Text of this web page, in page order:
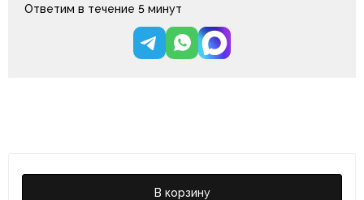
В корзину
Ответим в течение 5 минут